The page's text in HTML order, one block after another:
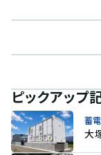
ピックアップ
蓄
大